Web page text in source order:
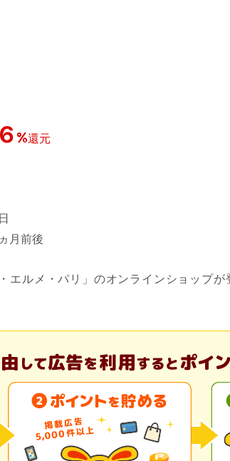
%還元
月前後
エルメ・パリ」のオンラインショップ